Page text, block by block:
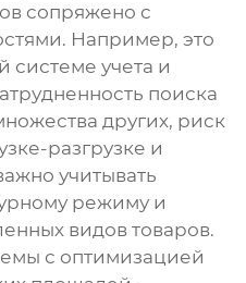
сопряжено с
Например, это
системе учета и
поиска
других, риск
разгрузке и
учитывать
режиму и
видов товаров.
с оптимизацией